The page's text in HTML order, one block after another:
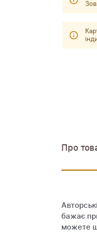
Про
бажає
можете